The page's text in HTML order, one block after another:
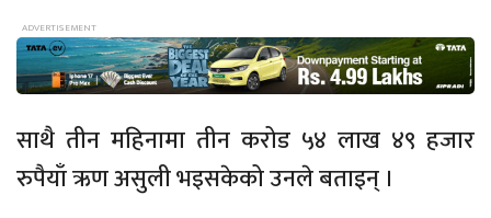
साथै तीन महिनामा तीन करोड ५४ लाख ४९ हजार
रुपैयाँ ऋण असुली भइसकेको उनले बताइन् ।